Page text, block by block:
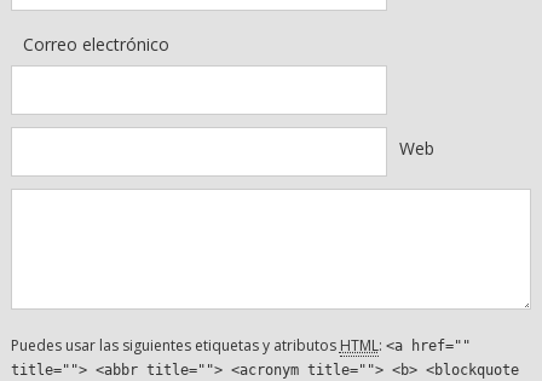
Correo electrónico
Web
Puedes usar las siguientes etiquetas y atributos HTML: <a href=""
title=""> <abbr title=""> <acronym title=""> <b> <blockquote